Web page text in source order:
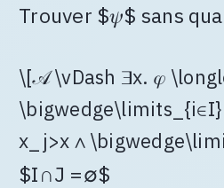
Trouver $𝜓$ sans
\[𝒜 \vDash ∃x. 𝜑
x_j>x ∧
$I∩J =∅$